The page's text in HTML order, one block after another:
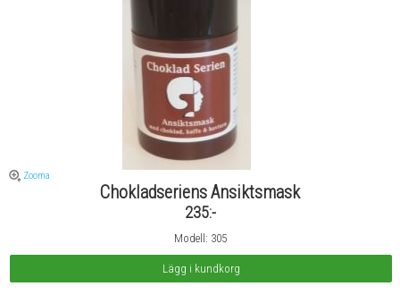
Zooma
Chokladseriens Ansiktsmask
235:-
Modell: 305